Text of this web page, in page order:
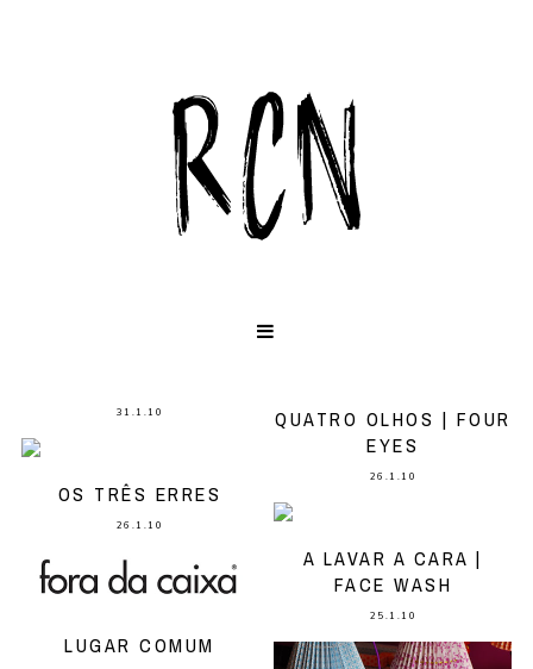
31.1.10
QUATRO OLHOS | FOUR
EYES
26.1.10
OS TRÊS ERRES
26.1.10
A LAVAR A CARA |
FACE WASH
25.1.10
LUGAR COMUM